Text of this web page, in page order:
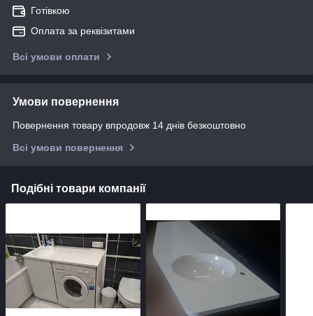
Готівкою
Оплата за реквізитами
Всі умови оплати
Умови повернення
Повернення товару впродовж 14 днів безкоштовно
Всі умови повернення
Подібні товари компанії